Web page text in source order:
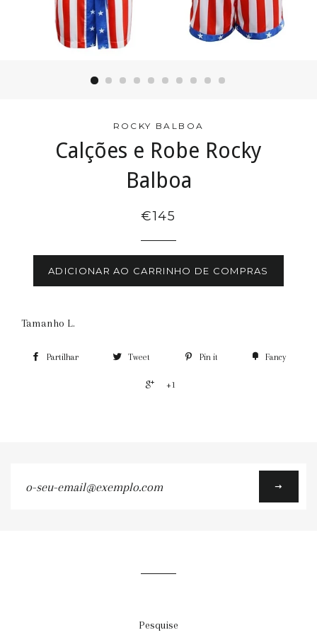
ROCKY BALBOA
Calções e Robe Rocky
Balboa
€145
ADICIONAR AO CARRINHO DE COMPRAS
Tamanho L.
Partilhar Tweet Pin it Fancy
+1
Pesquise